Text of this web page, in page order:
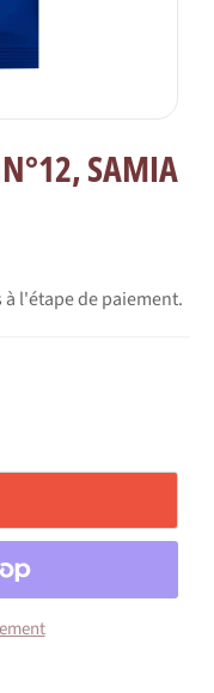
SAMIA
à l'étape de paiement.